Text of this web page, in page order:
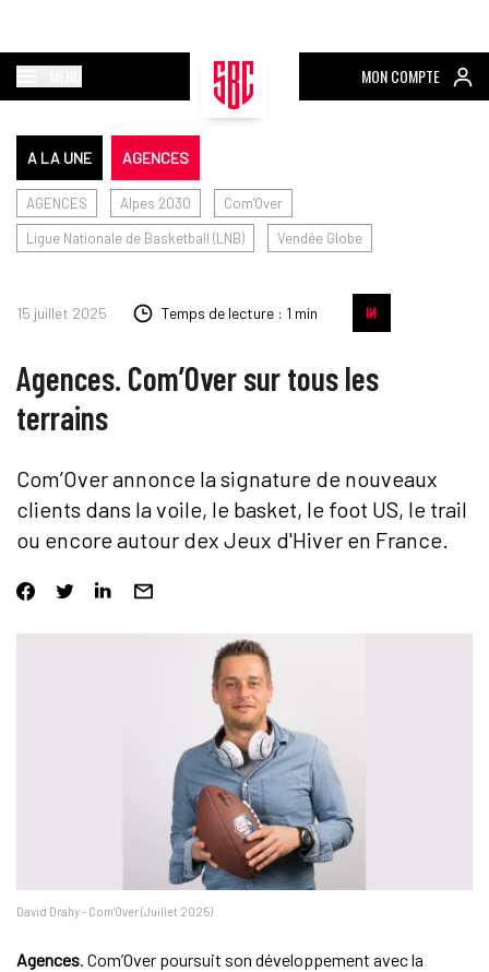
MON COMPTE
A LA UNE AGENCES
AGENCES Alpes 2030
Com'Over
Ligue Nationale de Basketball (LNB)
Vendée Globe
15 juillet 2025 Temps de lecture : 1 min
Agences. Com’Over sur tous les
terrains
Com’Over annonce la signature de nouveaux
clients dans la voile, le basket, le foot US, le trail
ou encore autour dex Jeux d'Hiver en France.
David Drahy - Com'Over (Juillet 2025)
Agences. Com’Over poursuit son développement avec la